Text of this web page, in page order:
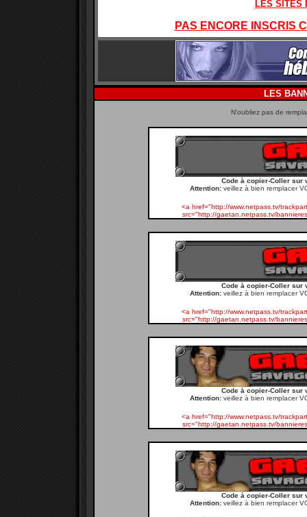
LES SITES
PAS ENCORE INSCRIS
LES
N'oubliez pas de
Code à copier-Coller sur
Attention: veillez à bien remplacer
<a href="http://www.netpass.tv/
src="http://gaetan.netpass.tv/
Code à copier-Coller sur
Attention: veillez à bien remplacer
<a href="http://www.netpass.tv/
src="http://gaetan.netpass.tv/
Code à copier-Coller sur
Attention: veillez à bien remplacer
<a href="http://www.netpass.tv/
src="http://gaetan.netpass.tv/
Code à copier-Coller sur
Attention: veillez à bien remplacer